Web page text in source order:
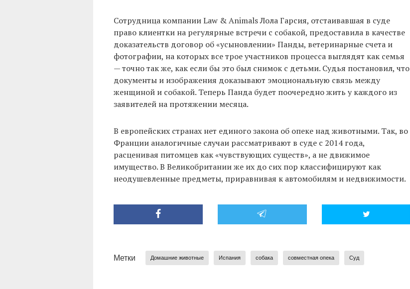
Сотрудница компании Law & Animals Лола Гарсия, отстаивавшая в суде
право клиентки на регулярные встречи с собакой, предоставила в качестве
доказательств договор об «усыновлении» Панды, ветеринарные счета и
фотографии, на которых все трое участников процесса выглядят как семья
— точно так же, как если бы это был снимок с детьми. Судья постановил, что
документы и изображения доказывают эмоциональную связь между
женщиной и собакой. Теперь Панда будет поочередно жить у каждого из
заявителей на протяжении месяца.
В европейских странах нет единого закона об опеке над животными. Так, во
Франции аналогичные случаи рассматривают в суде с 2014 года,
расценивая питомцев как «чувствующих существ», а не движимое
имущество. В Великобритании же их до сих пор классифицируют как
неодушевленные предметы, приравнивая к автомобилям и недвижимости.
Метки Домашние животные Испания собака совместная опека Суд